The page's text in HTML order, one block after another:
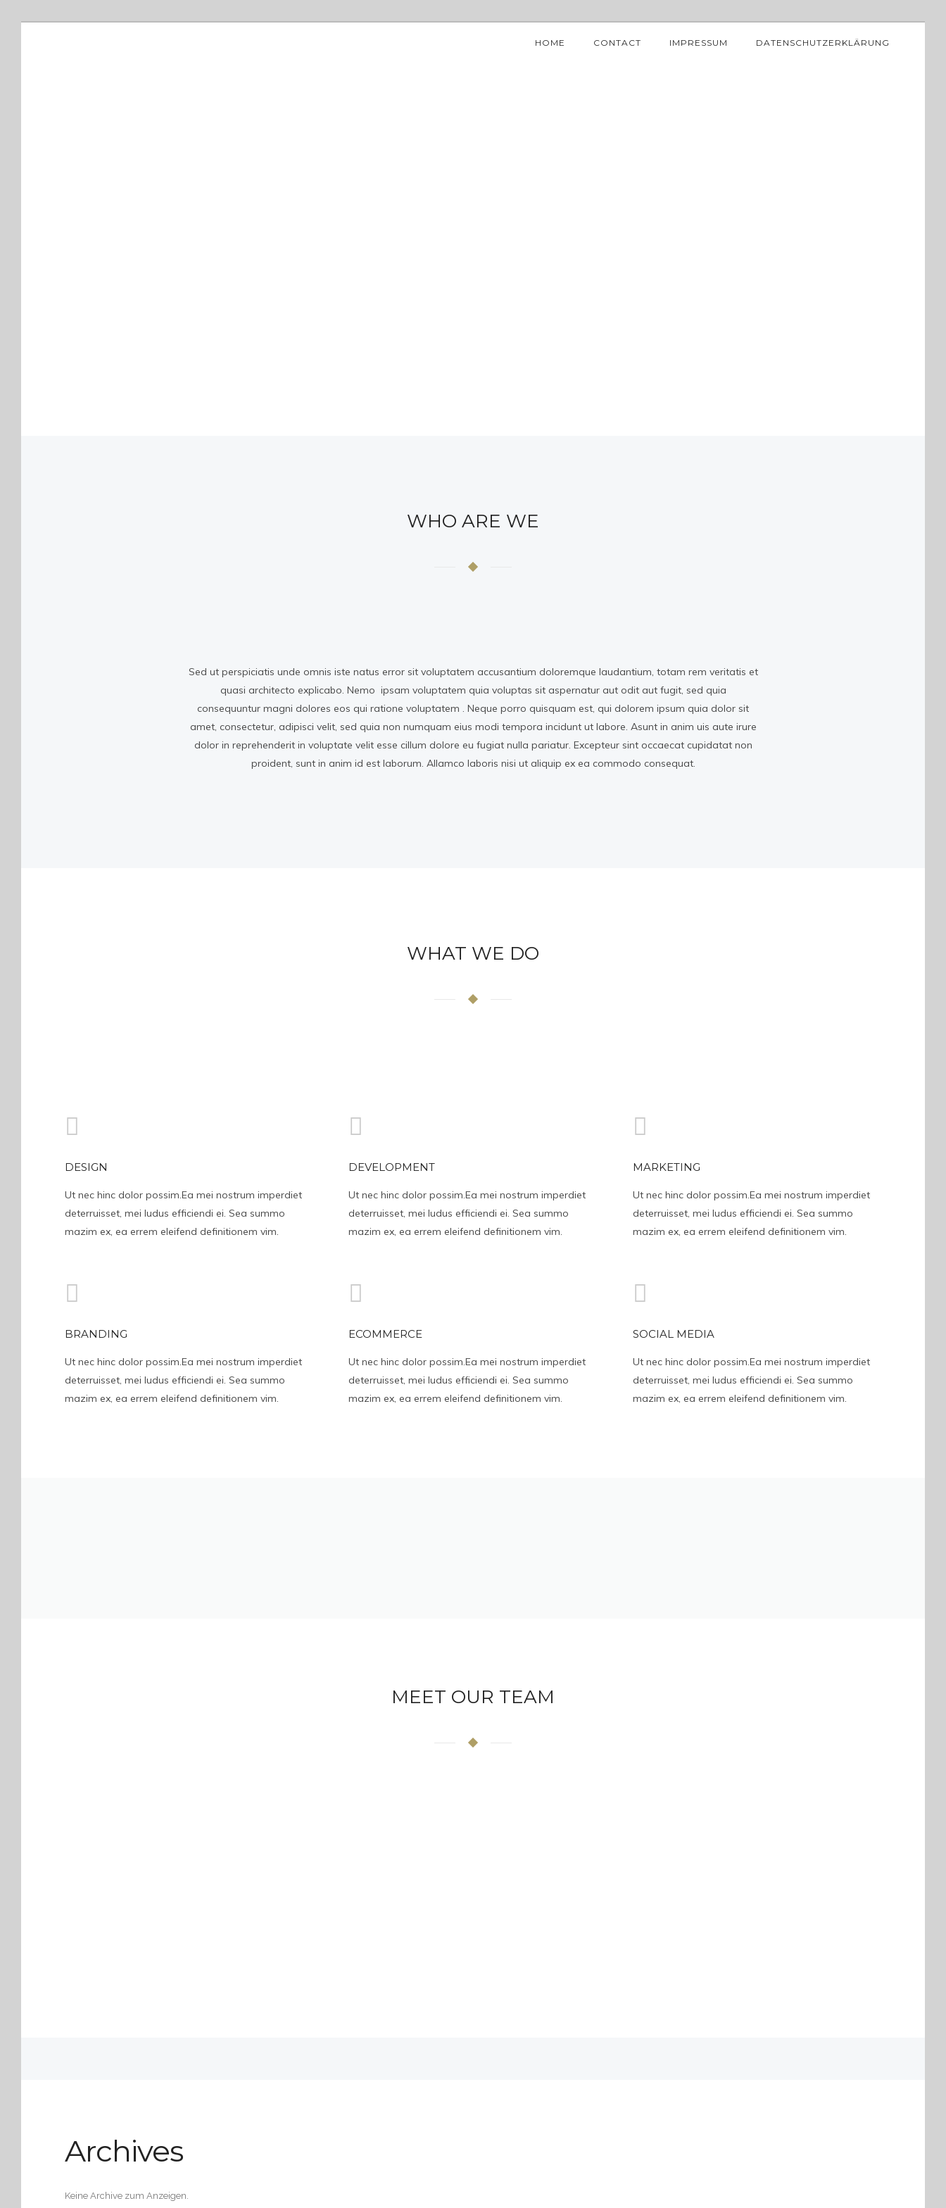
HOME CONTACT IMPRESSUM DATENSCHUTZERKLÄRUNG
WHO ARE WE
Sed ut perspiciatis unde omnis iste natus error sit voluptatem accusantium doloremque laudantium, totam rem veritatis et
quasi architecto explicabo. Nemo ipsam voluptatem quia voluptas sit aspernatur aut odit aut fugit, sed quia
consequuntur magni dolores eos qui ratione voluptatem . Neque porro quisquam est, qui dolorem ipsum quia dolor sit
amet, consectetur, adipisci velit, sed quia non numquam eius modi tempora incidunt ut labore. Asunt in anim uis aute irure
dolor in reprehenderit in voluptate velit esse cillum dolore eu fugiat nulla pariatur. Excepteur sint occaecat cupidatat non
proident, sunt in anim id est laborum. Allamco laboris nisi ut aliquip ex ea commodo consequat.
WHAT WE DO
DESIGN
Ut nec hinc dolor possim.Ea mei nostrum imperdiet
deterruisset, mei ludus efficiendi ei. Sea summo
mazim ex, ea errem eleifend definitionem vim.
DEVELOPMENT
Ut nec hinc dolor possim.Ea mei nostrum imperdiet
deterruisset, mei ludus efficiendi ei. Sea summo
mazim ex, ea errem eleifend definitionem vim.
MARKETING
Ut nec hinc dolor possim.Ea mei nostrum imperdiet
deterruisset, mei ludus efficiendi ei. Sea summo
mazim ex, ea errem eleifend definitionem vim.
BRANDING
Ut nec hinc dolor possim.Ea mei nostrum imperdiet
deterruisset, mei ludus efficiendi ei. Sea summo
mazim ex, ea errem eleifend definitionem vim.
ECOMMERCE
Ut nec hinc dolor possim.Ea mei nostrum imperdiet
deterruisset, mei ludus efficiendi ei. Sea summo
mazim ex, ea errem eleifend definitionem vim.
SOCIAL MEDIA
Ut nec hinc dolor possim.Ea mei nostrum imperdiet
deterruisset, mei ludus efficiendi ei. Sea summo
mazim ex, ea errem eleifend definitionem vim.
MEET OUR TEAM
Archives
Keine Archive zum Anzeigen.